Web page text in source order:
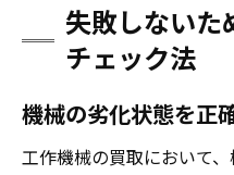
失敗しないた
チェック法
機械の劣化状態を正
工作機械の買取において